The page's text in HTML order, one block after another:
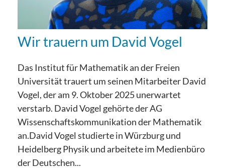
Wir trauern um David Vogel
Das Institut für Mathematik an der Freien
Universität trauert um seinen Mitarbeiter David
Vogel, der am 9. Oktober 2025 unerwartet
verstarb. David Vogel gehörte der AG
Wissenschaftskommunikation der Mathematik
an.David Vogel studierte in Würzburg und
Heidelberg Physik und arbeitete im Medienbüro
der Deutschen...